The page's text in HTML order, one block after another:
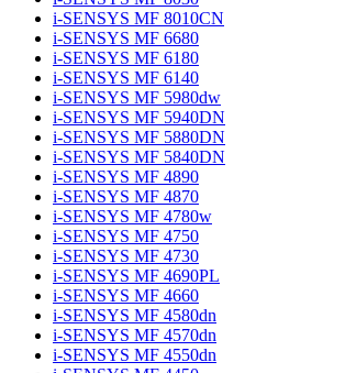
i-SENSYS MF 8010CN
i-SENSYS MF 6680
i-SENSYS MF 6180
i-SENSYS MF 6140
i-SENSYS MF 5980dw
i-SENSYS MF 5940DN
i-SENSYS MF 5880DN
i-SENSYS MF 5840DN
i-SENSYS MF 4890
i-SENSYS MF 4870
i-SENSYS MF 4780w
i-SENSYS MF 4750
i-SENSYS MF 4730
i-SENSYS MF 4690PL
i-SENSYS MF 4660
i-SENSYS MF 4580dn
i-SENSYS MF 4570dn
i-SENSYS MF 4550dn